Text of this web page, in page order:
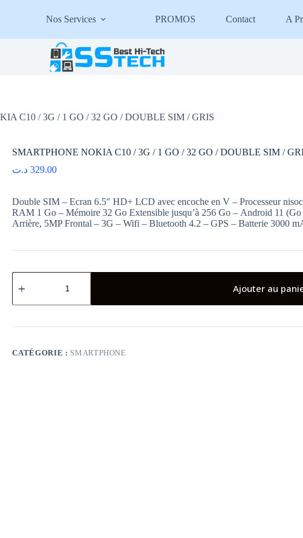
Nos Services PROMOS Contact A
C10 / 3G / 1 GO / 32 GO / DOUBLE SIM / GRIS
SMARTPHONE NOKIA C10 / 3G / 1 GO / 32 GO / DOUBLE SIM /
329.00 د.ت
Double SIM – Ecran 6.5″ HD+ LCD avec encoche en V – Processeur
RAM 1 Go – Mémoire 32 Go Extensible jusqu’à 256 Go – Android 11
Arrière, 5MP Frontal – 3G – Wifi – Bluetooth 4.2 – GPS – Batterie 3000
quantité
de
NOKIA
/
/
1
Ajouter au
CATÉGORIE : SMARTPHONE